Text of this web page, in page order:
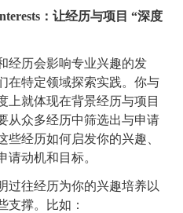
：让经历与项目 “深度
历会影响专业兴趣的发
在特定领域探索实践。你与
上就体现在背景经历与项目
从众多经历中筛选出与申请
经历如何启发你的兴趣、
请动机和目标。
往经历为你的兴趣培养以
支撑。比如：